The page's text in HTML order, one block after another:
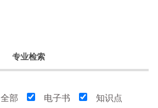
专业检索
全部 电子书
知识点